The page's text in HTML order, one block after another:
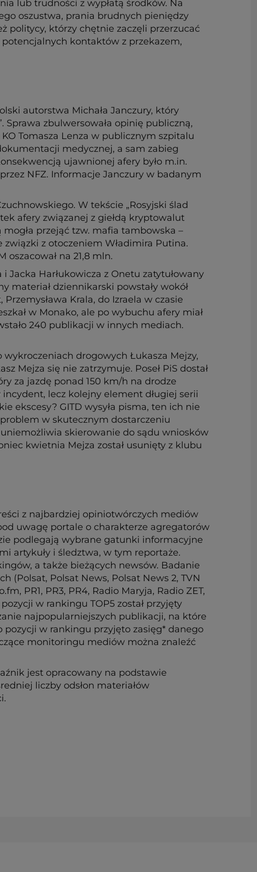
lub trudności z wypłatą środków. Na
oszustwa, prania brudnych pieniędzy
politycy, którzy chętnie zaczęli przerzucać
kontaktów z przekazem,
autorstwa Michała Janczury, który
Sprawa zbulwersowała opinię publiczną,
Tomasza Lenza w publicznym szpitalu
medycznej, a sam zabieg
ujawnionej afery było m.in.
NFZ. Informacje Janczury w badanym
W tekście „Rosyjski ślad
afery związanej z giełdą kryptowalut
przejąć tzw. mafia tambowska –
z otoczeniem Władimira Putina.
oszacował na 21,8 mln.
Harłukowicza z Onetu zatytułowany
materiał dziennikarski powstały wokół
Krala, do Izraela w czasie
w Monako, ale po wybuchu afery miał
240 publikacji w innych mediach.
drogowych Łukasza Mejzy,
Mejza się nie zatrzymuje. Poseł PiS dostał
za jazdę ponad 150 km/h na drodze
lecz kolejny element długiej serii
ekscesy? GITD wysyła pisma, ten ich nie
w skutecznym dostarczeniu
skierowanie do sądu wniosków
kwietnia Mejza został usunięty z klubu
z najbardziej opiniotwórczych mediów
uwagę portale o charakterze agregatorów
podlegają wybrane gatunki informacyjne
artykuły i śledztwa, w tym reportaże.
a także bieżących newsów. Badanie
(Polsat, Polsat News, Polsat News 2, TVN
PR1, PR3, PR4, Radio Maryja, Radio ZET,
w rankingu TOP5 został przyjęty
najpopularniejszych publikacji, na które
w rankingu przyjęto zasięg* danego
monitoringu mediów można znaleźć
jest opracowany na podstawie
liczby odsłon materiałów